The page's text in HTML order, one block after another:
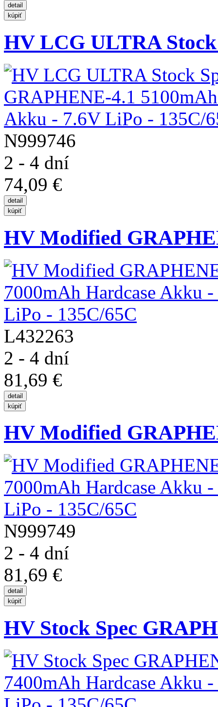
HV LCG ULTRA Stock
N999746
2 - 4 dní
74,09 €
HV Modified
L432263
2 - 4 dní
81,69 €
HV Modified
N999749
2 - 4 dní
81,69 €
HV Stock Spec